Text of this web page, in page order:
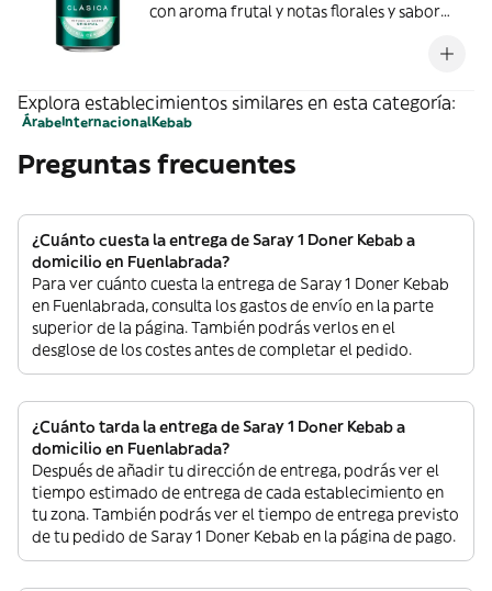
con aroma frutal y notas florales y sabor
Explora establecimientos similares en esta categoría:
ÁrabeInternacionalKebab
Preguntas frecuentes
¿Cuánto cuesta la entrega de Saray 1 Doner Kebab a
domicilio en Fuenlabrada?
Para ver cuánto cuesta la entrega de Saray 1 Doner Kebab
en Fuenlabrada, consulta los gastos de envío en la parte
superior de la página. También podrás verlos en el
desglose de los costes antes de completar el pedido.
¿Cuánto tarda la entrega de Saray 1 Doner Kebab a
domicilio en Fuenlabrada?
Después de añadir tu dirección de entrega, podrás ver el
tiempo estimado de entrega de cada establecimiento en
tu zona. También podrás ver el tiempo de entrega previsto
de tu pedido de Saray 1 Doner Kebab en la página de pago.